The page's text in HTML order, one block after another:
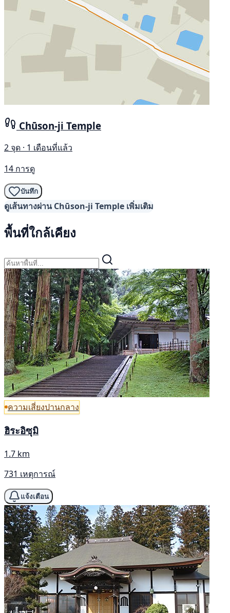
Chūson-ji Temple
2 จุด · 1 เดือนที่แล้ว
14 การดู
บันทึก
ดูเส้นทางผ่าน Chūson-ji Temple เพิ่มเติม
พื้นที่ใกล้เคียง
ความเสี่ยงปานกลาง
ฮิระอิซุมิ
1.7 km
731 เหตุการณ์
แจ้งเตือน